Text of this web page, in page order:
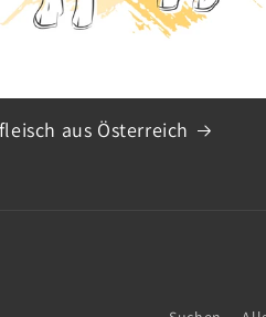
aus Österreich